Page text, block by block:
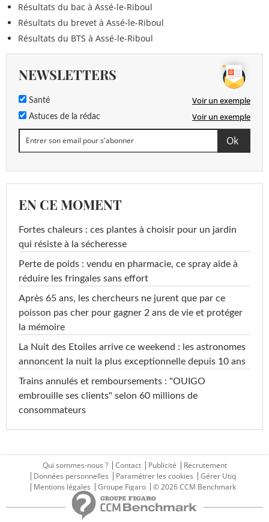
Résultats du bac à Assé-le-Riboul
Résultats du brevet à Assé-le-Riboul
Résultats du BTS à Assé-le-Riboul
NEWSLETTERS
Santé Voir un exemple
Astuces de la rédac Voir un exemple
EN CE MOMENT
Fortes chaleurs : ces plantes à choisir pour un jardin
qui résiste à la sécheresse
Perte de poids : vendu en pharmacie, ce spray aide à
réduire les fringales sans effort
Après 65 ans, les chercheurs ne jurent que par ce
poisson pas cher pour gagner 2 ans de vie et protéger
la mémoire
La Nuit des Etoiles arrive ce weekend : les astronomes
annoncent la nuit la plus exceptionnelle depuis 10 ans
Trains annulés et remboursements : "OUIGO
embrouille ses clients" selon 60 millions de
consommateurs
Qui sommes-nous ? Contact Publicité
Recrutement
Données personnelles
Paramétrer les cookies
Gérer Utiq
Mentions légales
Groupe Figaro © 2026 CCM Benchmark